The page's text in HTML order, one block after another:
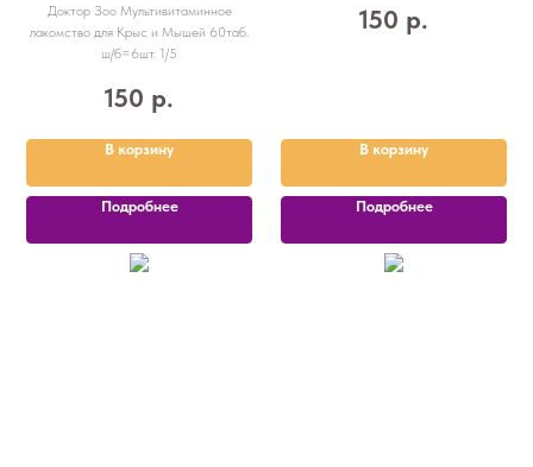
Доктор Зоо Мультивитаминное
лакомство для Крыс и Мышей 60таб.
ш/б=6шт. 1/5
150 р.
В корзину
Подробнее
150 р.
В корзину
Подробнее